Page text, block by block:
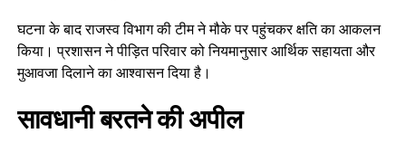
घटना के बाद राजस्व विभाग की टीम ने मौके पर पहुंचकर क्षति का आकलन
किया। प्रशासन ने पीड़ित परिवार को नियमानुसार आर्थिक सहायता और
मुआवजा दिलाने का आश्वासन दिया है।
सावधानी बरतने की अपील